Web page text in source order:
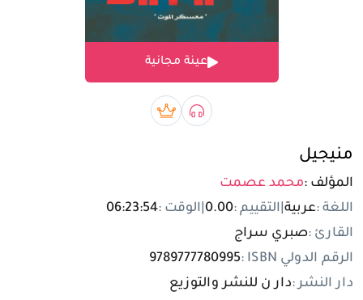
تسجيل الدخول
مستخدم جديد
عينة مجانية
صوتي bookبريميوم book
منيجيل
المؤلف :محمد عصمت
اللغة :عربية التقييم :0.00 الوقت :06:23:54
القارئ :صبري سراج
الرقم الدولي ISBN :
9789777780995
دار النشر :دار ن للنشر والتوزيع